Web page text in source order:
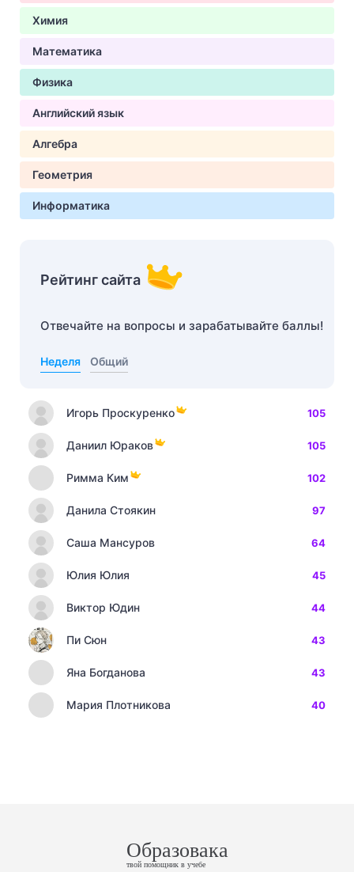
Химия
Математика
Физика
Английский язык
Алгебра
Геометрия
Информатика
Рейтинг сайта
Отвечайте на вопросы и зарабатывайте баллы!
Неделя Общий
Игорь Проскуренко 105
Даниил Юраков 105
Римма Ким 102
Данила Стоякин 97
Саша Мансуров 64
Юлия Юлия 45
Виктор Юдин 44
Пи Сюн 43
Яна Богданова 43
Мария Плотникова 40
Образовака
твой помощник в учебе